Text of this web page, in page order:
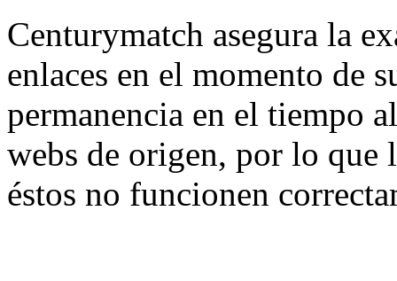
Centurymatch asegura la
enlaces en el momento de
permanencia en el tiempo
webs de origen, por lo que
éstos no funcionen